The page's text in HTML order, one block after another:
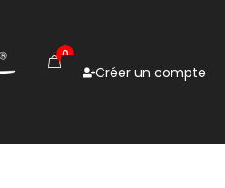
0
Créer un compte